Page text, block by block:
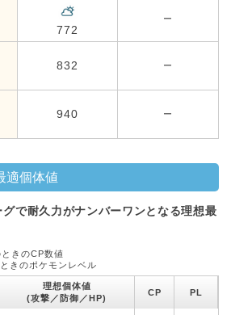
772
ー
832 ー
940 ー
適個体値
グで耐久力がナンバーワンとなる理想最
きのCP数値
きのポケモンレベル
理想個体値
(攻撃／防御／HP)
CP PL